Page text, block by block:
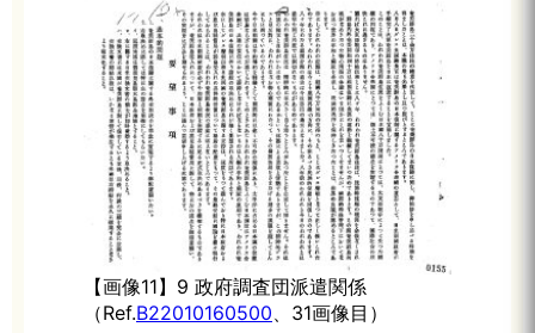
【画像11】9 政府調査団派遣関係
（Ref.B22010160500、31画像目）